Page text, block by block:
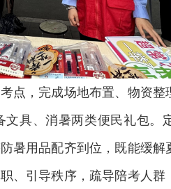
点，完成场地布置、物资整
具、消暑两类便民礼包。
暑用品配齐到位，既能缓解
、引导秩序，疏导陪考人群